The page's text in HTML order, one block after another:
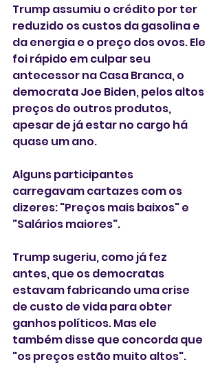
Trump assumiu o crédito por ter
reduzido os custos da gasolina e
da energia e o preço dos ovos. Ele
foi rápido em culpar seu
antecessor na Casa Branca, o
democrata Joe Biden, pelos altos
preços de outros produtos,
apesar de já estar no cargo há
quase um ano.
Alguns participantes
carregavam cartazes com os
dizeres: "Preços mais baixos" e
"Salários maiores".
Trump sugeriu, como já fez
antes, que os democratas
estavam fabricando uma crise
de custo de vida para obter
ganhos políticos. Mas ele
também disse que concorda que
"os preços estão muito altos".